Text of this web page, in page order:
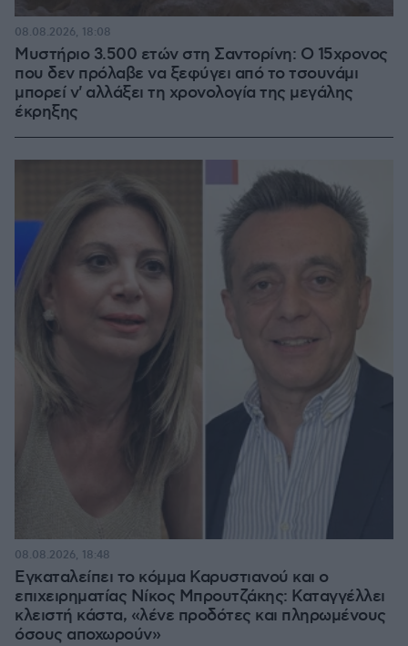
Μυστήριο 3.500 ετών στη Σαντορίνη: Ο 15χρονος
που δεν πρόλαβε να ξεφύγει από το τσουνάμι
μπορεί ν' αλλάξει τη χρονολογία της μεγάλης
έκρηξης
08.08.2026, 18:08
Εγκαταλείπει το κόμμα Καρυστιανού και ο
επιχειρηματίας Νίκος Μπρουτζάκης: Καταγγέλλει
κλειστή κάστα, «λένε προδότες και πληρωμένους
όσους αποχωρούν»
08.08.2026, 18:48